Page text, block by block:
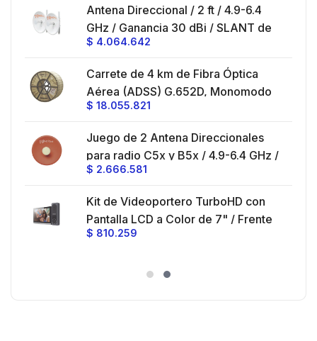
hasta 80 km, Conectores N-hembra,
montaje con alineación milimétrica.
Antena Direccional / 2 ft / 4.9-6.4
GHz / Ganancia 30 dBi / SLANT de
45 ° y 90 ° / Conector N-Hembra /
$ 4.064.642
Carrete de 4 km de Fibra Óptica
Aérea (ADSS) G.652D, Monomodo
de 24 Hilos, Exterior, Span 200,
$ 18.055.821
Juego de 2 Antena Direccionales
para radio C5x y B5x / 4.9-6.4 GHz /
Ganancia 27 dBi / Montaje incluido.
$ 2.666.581
Kit de Videoportero TurboHD con
Pantalla LCD a Color de 7" / Frente
de Calle para Exterior de
)130° de Visión (Gran Angular)
$ 810.259